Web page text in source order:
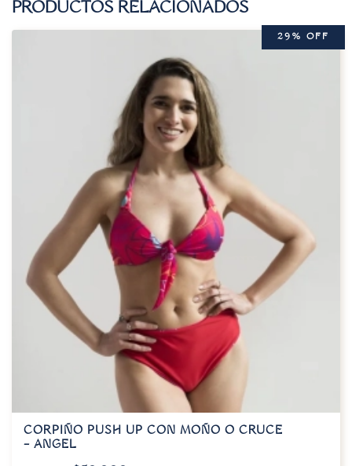
PRODUCTOS RELACIONADOS
29% OFF
CORPIÑO PUSH UP CON MOÑO O CRUCE
– ANGEL